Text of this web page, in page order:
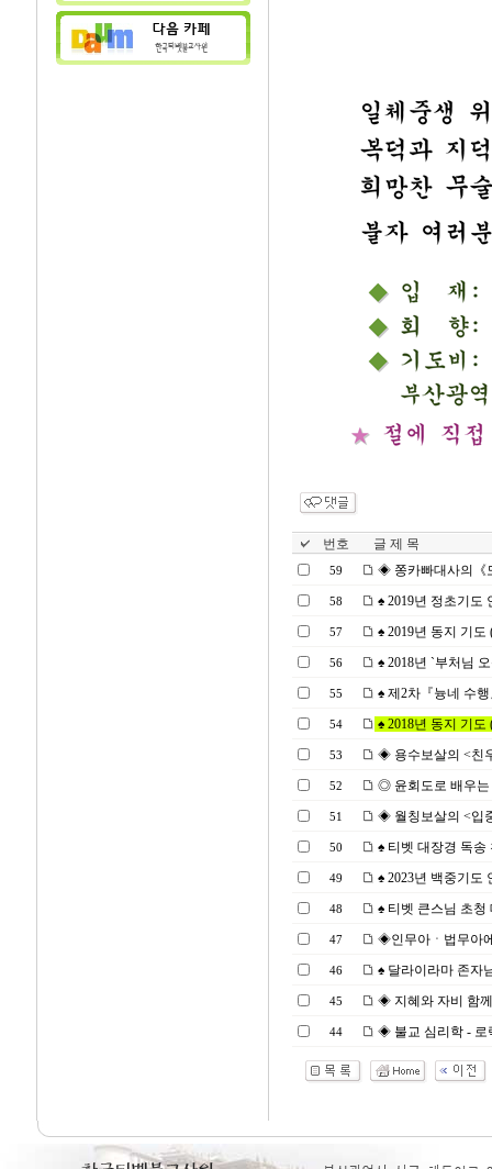
번호 글 제 목
59 ◈ 쫑카빠대사의《
58 ♠ 2019년 정초기도
57 ♠ 2019년 동지 기도
56 ♠ 2018년 `부처님
55 ♠ 제2차『늉네 수행
54 ♠ 2018년 동지 기도
53 ◈ 용수보살의 <친
52 ◎ 윤회도로 배우는
51 ◈ 월칭보살의 <입
50 ♠ 티벳 대장경 독송
49 ♠ 2023년 백중기도
48 ♠ 티벳 큰스님 초청
47 ◈인무아ㆍ법무아
46 ♠ 달라이라마 존자
45 ◈ 지혜와 자비 함께
44 ◈ 불교 심리학 - 로